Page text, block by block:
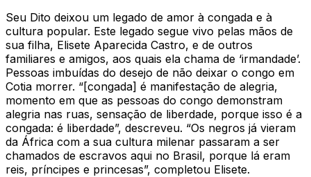
Seu Dito deixou um legado de amor à congada e à
cultura popular. Este legado segue vivo pelas mãos de
sua filha, Elisete Aparecida Castro, e de outros
familiares e amigos, aos quais ela chama de ‘irmandade’.
Pessoas imbuídas do desejo de não deixar o congo em
Cotia morrer. “[congada] é manifestação de alegria,
momento em que as pessoas do congo demonstram
alegria nas ruas, sensação de liberdade, porque isso é a
congada: é liberdade”, descreveu. “Os negros já vieram
da África com a sua cultura milenar passaram a ser
chamados de escravos aqui no Brasil, porque lá eram
reis, príncipes e princesas”, completou Elisete.